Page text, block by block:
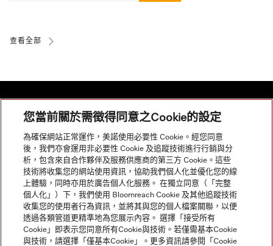
查看全部
網站導航
服務
您當前關於需徵得同意之Cookie的設定
為確保網站正常運作，美諾使用必要性 Cookie。經您同意
後，我們亦會運用非必要性 Cookie 及追蹤技術進行行銷與分
析，包含來自合作夥伴及服務供應商的第三方 Cookie。這些
技術將收集您的網站使用資訊，協助我們個人化並優化您的線
上體驗，同時亦用於廣告個人化服務。 在獨立同意（「完整
個人化」）下，我們使用 Bloomreach Cookie 及其他追蹤技術
收集您的使用者行為資訊，並將其與您的個人檔案關聯，以便
透過各類管道更精準地為您展示內容。 選擇「接受所有
Cookie」即表示您同意所有Cookie與技術。若僅需基本Cookie
與技術，請選擇「僅基本Cookie」。更多資訊請參閱「Cookie